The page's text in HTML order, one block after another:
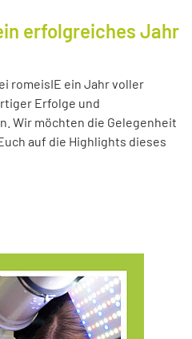
erfolgreiches Jahr
romeisIE ein Jahr voller
Erfolge und
Wir möchten die Gelegenheit
auf die Highlights dieses